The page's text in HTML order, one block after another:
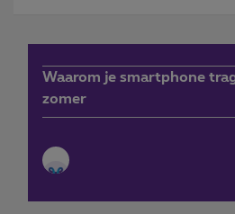
Waarom je smartphone
zomer